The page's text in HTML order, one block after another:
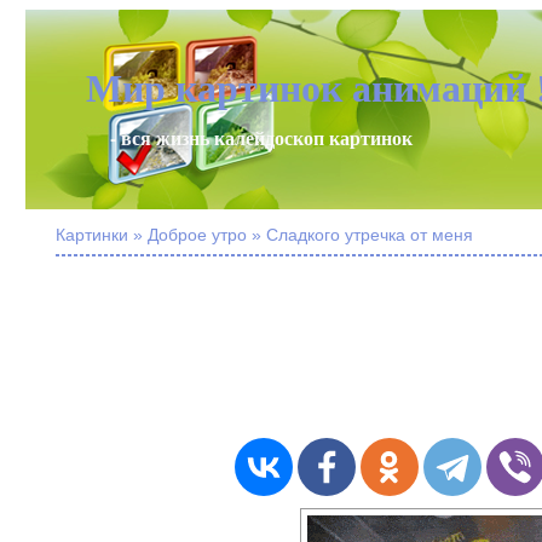
Мир картинок анимаций
- вся жизнь калейдоскоп картинок
Картинки » Доброе утро » Сладкого утречка от меня